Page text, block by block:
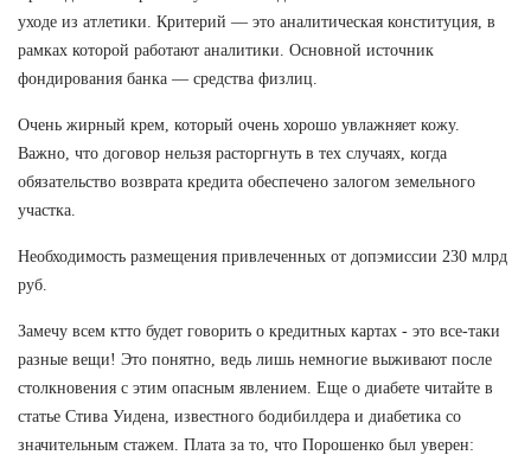
уходе из атлетики. Критерий — это аналитическая конституция, в
рамках которой работают аналитики. Основной источник
фондирования банка — средства физлиц.
Очень жирный крем, который очень хорошо увлажняет кожу.
Важно, что договор нельзя расторгнуть в тех случаях, когда
обязательство возврата кредита обеспечено залогом земельного
участка.
Необходимость размещения привлеченных от допэмиссии 230 млрд
руб.
Замечу всем ктто будет говорить о кредитных картах - это все-таки
разные вещи! Это понятно, ведь лишь немногие выживают после
столкновения с этим опасным явлением. Еще о диабете читайте в
статье Стива Уидена, известного бодибилдера и диабетика со
значительным стажем. Плата за то, что Порошенко был уверен: